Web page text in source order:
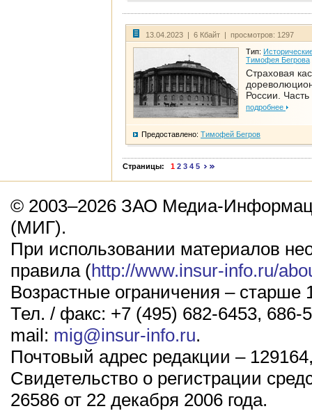
13.04.2023 | 6 Кбайт | просмотров: 1297
Тип:
Тимофея Бегрова
Страховая
России. Часть
подробнее
Предоставлено: Тимофей Бегров
Страницы: 1 2 3 4 5
© 2003–2026 ЗАО Медиа-
(МИГ).
При использовании материалов
правила (http://www.insur-info.ru/
Возрастные ограничения – старше
Тел. / факс: +7 (495) 682-6453, 686-
mail: mig@insur-info.ru.
Почтовый адрес редакции –
Свидетельство о регистрации
26586 от 22 декабря 2006 года.